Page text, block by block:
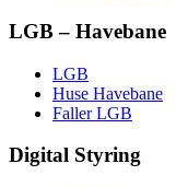
LGB – Havebane
LGB
Huse Havebane
Faller LGB
Digital Styring